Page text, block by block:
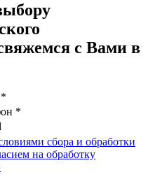
с Вами в
*
сбора и обработки
на обработку